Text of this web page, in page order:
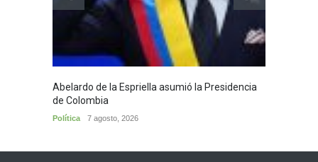
Abelardo de la Espriella asumió la Presidencia
de Colombia
Política 7 agosto, 2026